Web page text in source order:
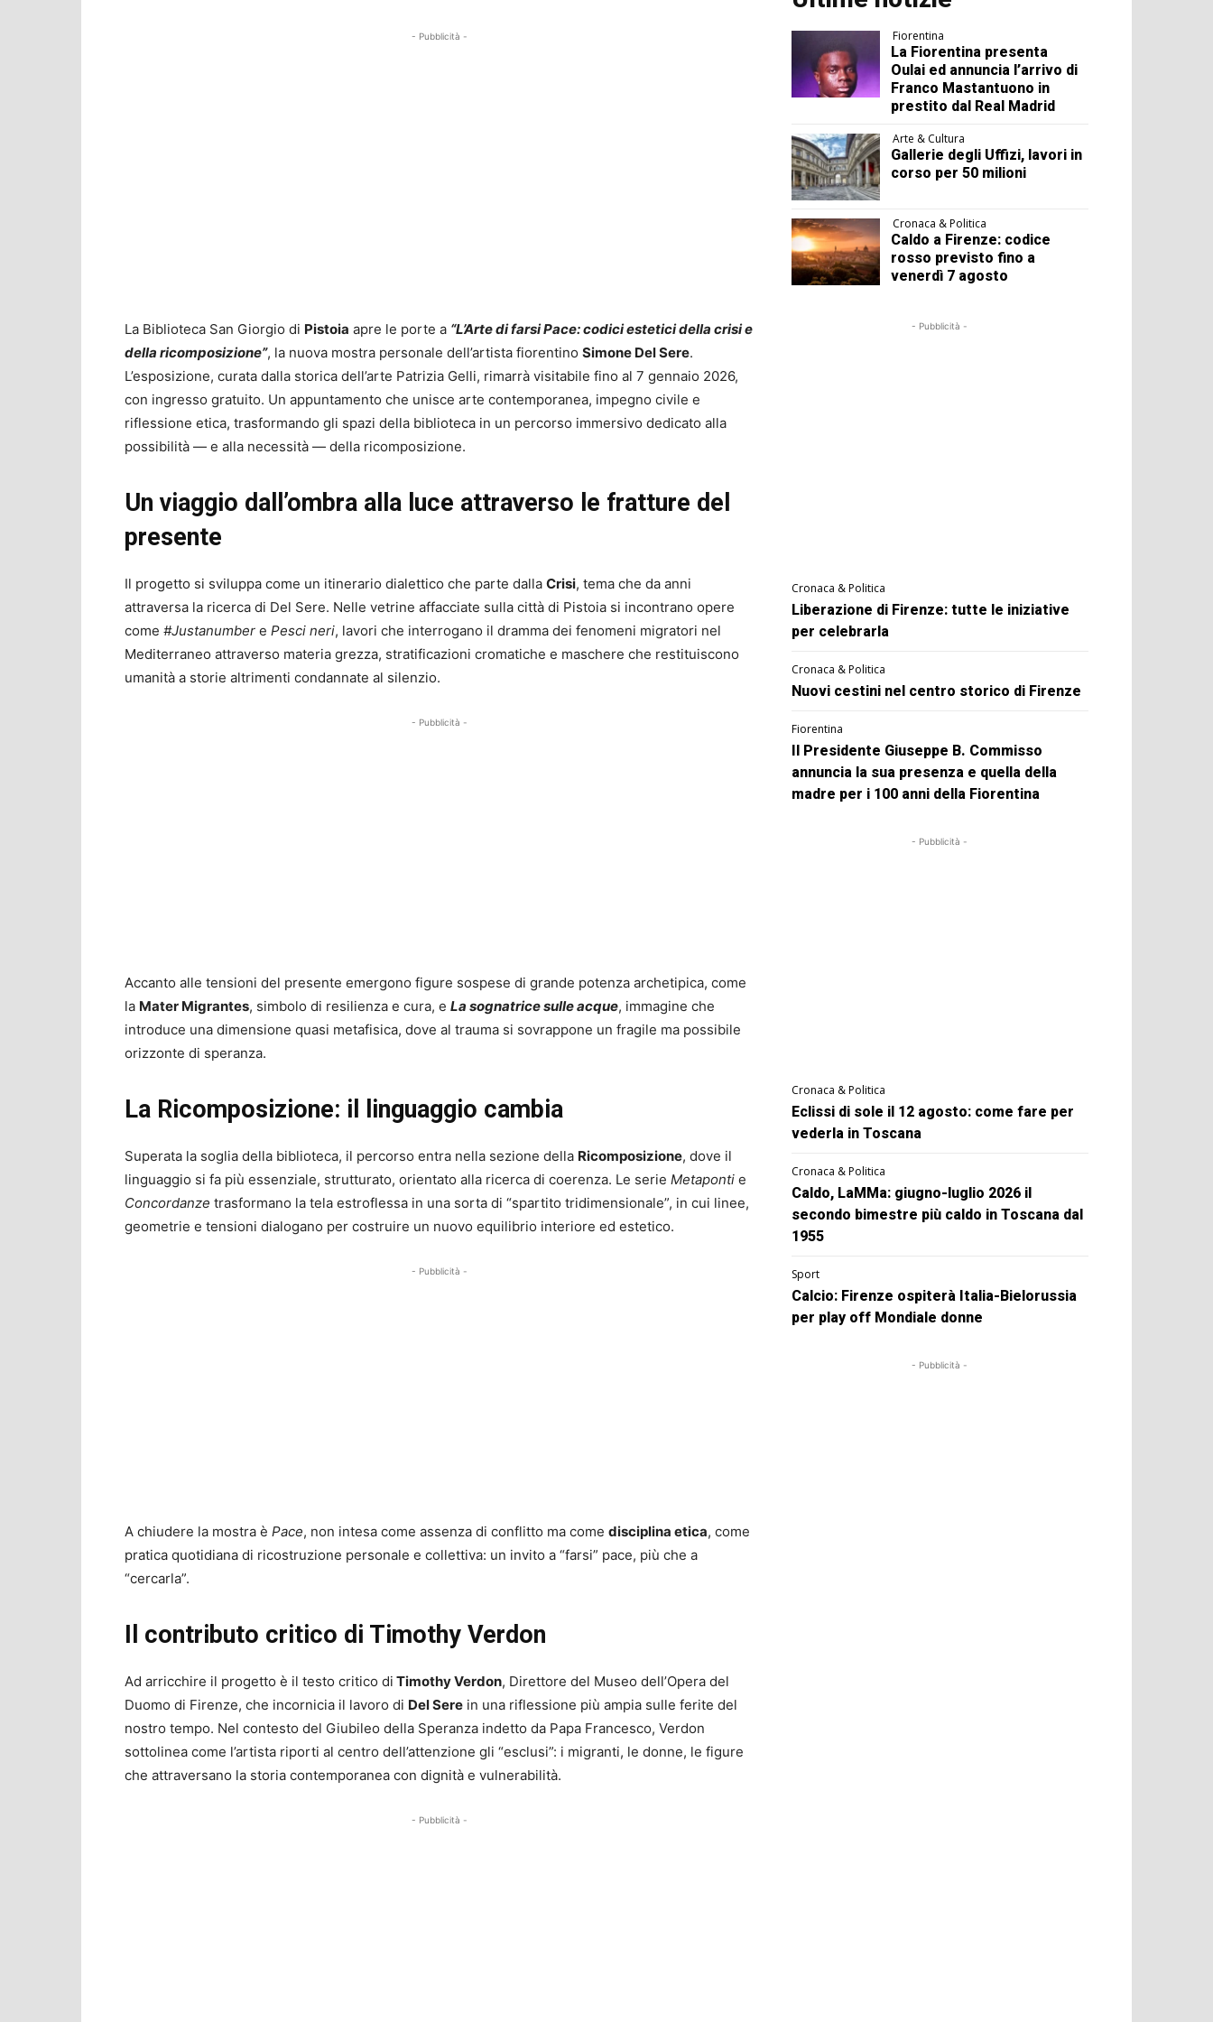
- Pubblicità -
La Biblioteca San Giorgio di Pistoia apre le porte a “L’Arte di farsi Pace: codici estetici della crisi e
della ricomposizione”, la nuova mostra personale dell’artista fiorentino Simone Del Sere.
L’esposizione, curata dalla storica dell’arte Patrizia Gelli, rimarrà visitabile fino al 7 gennaio 2026,
con ingresso gratuito. Un appuntamento che unisce arte contemporanea, impegno civile e
riflessione etica, trasformando gli spazi della biblioteca in un percorso immersivo dedicato alla
possibilità — e alla necessità — della ricomposizione.
Un viaggio dall’ombra alla luce attraverso le fratture del
presente
Il progetto si sviluppa come un itinerario dialettico che parte dalla Crisi, tema che da anni
attraversa la ricerca di Del Sere. Nelle vetrine affacciate sulla città di Pistoia si incontrano opere
come #Justanumber e Pesci neri, lavori che interrogano il dramma dei fenomeni migratori nel
Mediterraneo attraverso materia grezza, stratificazioni cromatiche e maschere che restituiscono
umanità a storie altrimenti condannate al silenzio.
- Pubblicità -
Accanto alle tensioni del presente emergono figure sospese di grande potenza archetipica, come
la Mater Migrantes, simbolo di resilienza e cura, e La sognatrice sulle acque, immagine che
introduce una dimensione quasi metafisica, dove al trauma si sovrappone un fragile ma possibile
orizzonte di speranza.
La Ricomposizione: il linguaggio cambia
Superata la soglia della biblioteca, il percorso entra nella sezione della Ricomposizione, dove il
linguaggio si fa più essenziale, strutturato, orientato alla ricerca di coerenza. Le serie Metaponti e
Concordanze trasformano la tela estroflessa in una sorta di “spartito tridimensionale”, in cui linee,
geometrie e tensioni dialogano per costruire un nuovo equilibrio interiore ed estetico.
- Pubblicità -
A chiudere la mostra è Pace, non intesa come assenza di conflitto ma come disciplina etica, come
pratica quotidiana di ricostruzione personale e collettiva: un invito a “farsi” pace, più che a
“cercarla”.
Il contributo critico di Timothy Verdon
Ad arricchire il progetto è il testo critico di Timothy Verdon, Direttore del Museo dell’Opera del
Duomo di Firenze, che incornicia il lavoro di Del Sere in una riflessione più ampia sulle ferite del
nostro tempo. Nel contesto del Giubileo della Speranza indetto da Papa Francesco, Verdon
sottolinea come l’artista riporti al centro dell’attenzione gli “esclusi”: i migranti, le donne, le figure
che attraversano la storia contemporanea con dignità e vulnerabilità.
- Pubblicità -
Fiorentina
La Fiorentina presenta
Oulai ed annuncia l’arrivo di
Franco Mastantuono in
prestito dal Real Madrid
Arte & Cultura
Gallerie degli Uffizi, lavori in
corso per 50 milioni
Cronaca & Politica
Caldo a Firenze: codice
rosso previsto fino a
venerdì 7 agosto
- Pubblicità -
Cronaca & Politica
Liberazione di Firenze: tutte le iniziative
per celebrarla
Cronaca & Politica
Nuovi cestini nel centro storico di Firenze
Fiorentina
Il Presidente Giuseppe B. Commisso
annuncia la sua presenza e quella della
madre per i 100 anni della Fiorentina
- Pubblicità -
Cronaca & Politica
Eclissi di sole il 12 agosto: come fare per
vederla in Toscana
Cronaca & Politica
Caldo, LaMMa: giugno-luglio 2026 il
secondo bimestre più caldo in Toscana dal
1955
Sport
Calcio: Firenze ospiterà Italia-Bielorussia
per play off Mondiale donne
- Pubblicità -